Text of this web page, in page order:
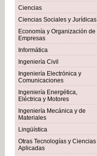
Ciencias
Ciencias Sociales y Jurídicas
Economía y Organización de
Empresas
Informática
Ingeniería Civil
Ingeniería Electrónica y
Comunicaciones
Ingeniería Energética,
Eléctrica y Motores
Ingeniería Mecánica y de
Materiales
Lingüística
Otras Tecnologías y Ciencias
Aplicadas